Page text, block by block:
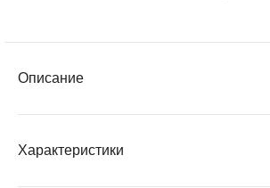
Описание
Характеристики